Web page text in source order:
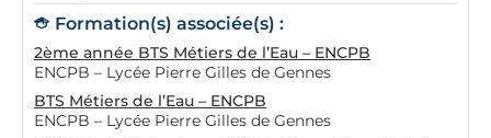
Formation(s) associée(s) :
2ème année BTS Métiers de l’Eau – ENCPB
ENCPB – Lycée Pierre Gilles de Gennes
BTS Métiers de l’Eau – ENCPB
ENCPB – Lycée Pierre Gilles de Gennes